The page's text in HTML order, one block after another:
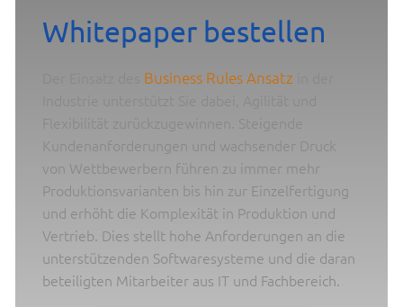
Whitepaper bestellen
Business Rules Ansatz
Flexibilität zurückzugewinnen. Steigende
Kundenanforderungen und wachsender Druck
von Wettbewerbern führen zu immer mehr
Produktionsvarianten bis hin zur Einzelfertigung
und erhöht die Komplexität in Produktion und
Vertrieb. Dies stellt hohe Anforderungen an die
unterstützenden Softwaresysteme und die daran
beteiligten Mitarbeiter aus IT und Fachbereich.